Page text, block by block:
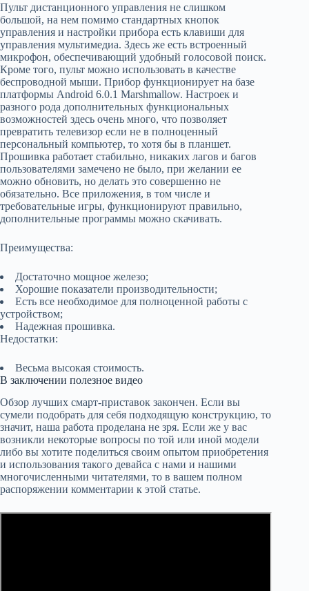
Пульт дистанционного управления не слишком
большой, на нем помимо стандартных кнопок
управления и настройки прибора есть клавиши для
управления мультимедиа. Здесь же есть встроенный
микрофон, обеспечивающий удобный голосовой поиск.
Кроме того, пульт можно использовать в качестве
беспроводной мыши. Прибор функционирует на базе
платформы Android 6.0.1 Marshmallow. Настроек и
разного рода дополнительных функциональных
возможностей здесь очень много, что позволяет
превратить телевизор если не в полноценный
персональный компьютер, то хотя бы в планшет.
Прошивка работает стабильно, никаких лагов и багов
пользователями замечено не было, при желании ее
можно обновить, но делать это совершенно не
обязательно. Все приложения, в том числе и
требовательные игры, функционируют правильно,
дополнительные программы можно скачивать.
Преимущества:
Достаточно мощное железо;
Хорошие показатели производительности;
Есть все необходимое для полноценной работы с
устройством;
Надежная прошивка.
Недостатки:
Весьма высокая стоимость.
В заключении полезное видео
Обзор лучших смарт-приставок закончен. Если вы
сумели подобрать для себя подходящую конструкцию, то
значит, наша работа проделана не зря. Если же у вас
возникли некоторые вопросы по той или иной модели
либо вы хотите поделиться своим опытом приобретения
и использования такого девайса с нами и нашими
многочисленными читателями, то в вашем полном
распоряжении комментарии к этой статье.